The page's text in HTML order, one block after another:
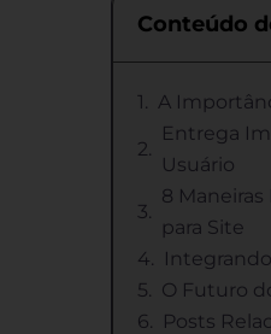
Conteúdo
A
Entrega
Usuário
8
para Site
O Futuro
Posts